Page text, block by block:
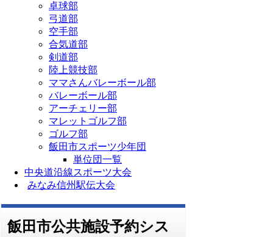
卓球部
弓道部
空手部
合気道部
剣道部
陸上競技部
ママさんバレーボール部
バレーボール部
アーチェリー部
マレットゴルフ部
ゴルフ部
飯田市スポーツ少年団
単位団一覧
中央道沿線スポーツ大会
みなみ信州駅伝大会
飯田市公共施設予約シス